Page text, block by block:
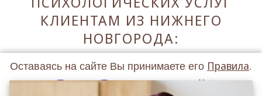
КЛИЕНТАМ ИЗ НИЖНЕГО
НОВГОРОДА:
Оставаясь на сайте Вы принимаете его Правила.
Принять Правила и закрыть ✖